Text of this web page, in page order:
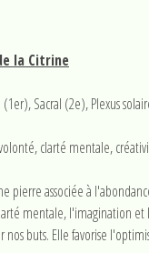
la Citrine
(1er), Sacral (2e), Plexus
clarté mentale,
pierre associée à
mentale, l'imagination
nos buts. Elle favorise